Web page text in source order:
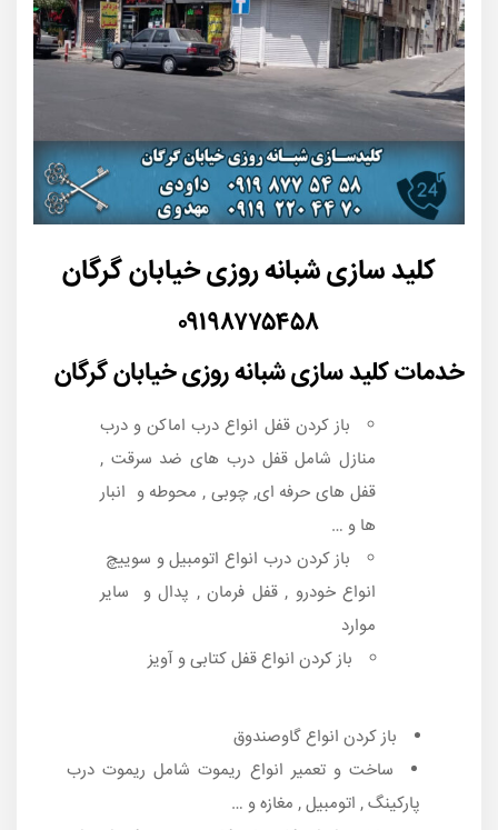
کلید سازی شبانه روزی خیابان گرگان
۰۹۱۹۸۷۷۵۴۵۸
خدمات کلید سازی شبانه روزی خیابان گرگان
باز کردن قفل انواع درب اماکن و درب
منازل شامل قفل درب های ضد سرقت ,
قفل های حرفه ای, چوبی , محوطه و انبار
ها و …
باز کردن درب انواع اتومبیل و سوییچ
انواع خودرو , قفل فرمان , پدال و سایر
موارد
باز کردن انواع قفل کتابی و آویز
باز کردن انواع گاوصندوق
ساخت و تعمیر انواع ریموت شامل ریموت درب
پارکینگ , اتومبیل , مغازه و …